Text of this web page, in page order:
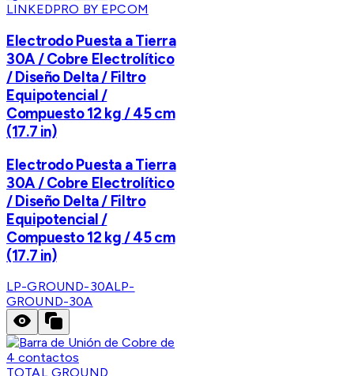
LINKEDPRO BY EPCOM
Electrodo Puesta a Tierra
30A / Cobre Electrolítico
/ Diseño Delta / Filtro
Equipotencial /
Compuesto 12 kg / 45 cm
(17.7 in)
Electrodo Puesta a Tierra
30A / Cobre Electrolítico
/ Diseño Delta / Filtro
Equipotencial /
Compuesto 12 kg / 45 cm
(17.7 in)
LP-GROUND-30ALP-
GROUND-30A
TOTAL GROUND